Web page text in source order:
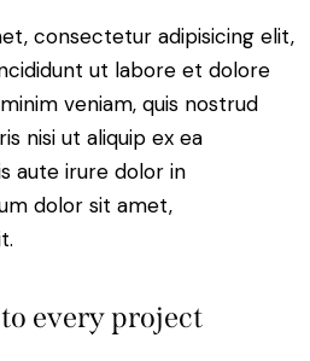
consectetur adipisicing elit,
ut labore et dolore
veniam, quis nostrud
nisi ut aliquip ex ea
aute irure dolor in
dolor sit amet,
every project